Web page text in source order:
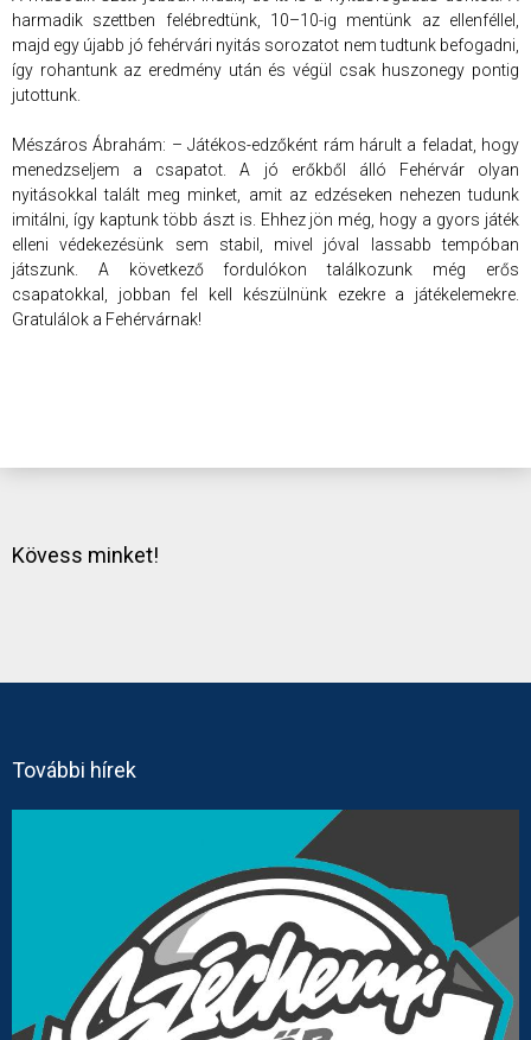
harmadik szettben felébredtünk, 10–10-ig mentünk az ellenféllel,
majd egy újabb jó fehérvári nyitás sorozatot nem tudtunk befogadni,
így rohantunk az eredmény után és végül csak huszonegy pontig
jutottunk.
Mészáros Ábrahám: – Játékos-edzőként rám hárult a feladat, hogy
menedzseljem a csapatot. A jó erőkből álló Fehérvár olyan
nyitásokkal talált meg minket, amit az edzéseken nehezen tudunk
imitálni, így kaptunk több ászt is. Ehhez jön még, hogy a gyors játék
elleni védekezésünk sem stabil, mivel jóval lassabb tempóban
játszunk. A következő fordulókon találkozunk még erős
csapatokkal, jobban fel kell készülnünk ezekre a játékelemekre.
Gratulálok a Fehérvárnak!
Kövess minket!
További hírek